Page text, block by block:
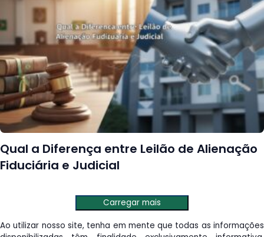
Qual a Diferença entre Leilão de Alienação
Fiduciária e Judicial
Carregar mais
Ao utilizar nosso site, tenha em mente que todas as informações